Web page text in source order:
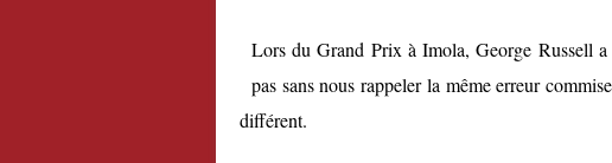
Lors du Grand Prix à Imola, George Russell
pas sans nous rappeler la même erreur
différent.